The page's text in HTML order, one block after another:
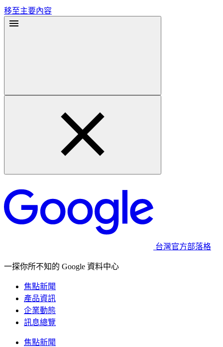
移至主要內容
台灣官方部落格
一探你所不知的 Google 資料中心
焦點新聞
產品資訊
企業動態
訊息總覽
焦點新聞